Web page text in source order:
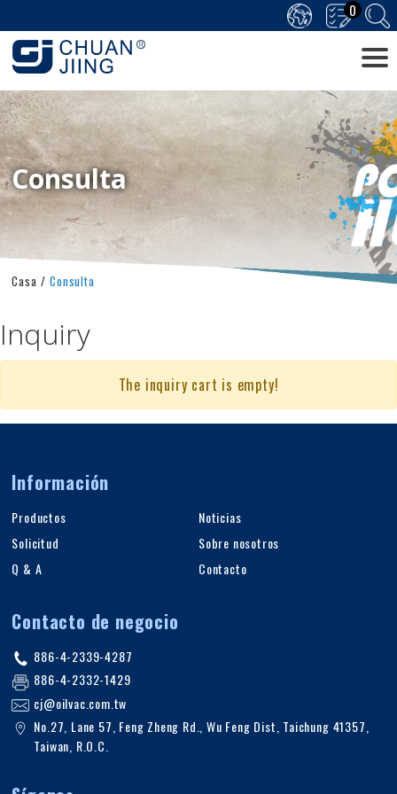
0
Consulta
Casa Consulta
Inquiry
The inquiry cart is empty!
Información
Productos
Noticias
Solicitud
Sobre nosotros
Q & A
Contacto
Contacto de negocio
886-4-2339-4287
886-4-2332-1429
cj@oilvac.com.tw
No.27, Lane 57, Feng Zheng Rd.
,Wu Feng Dist, Taichung 41357
Taiwan, R.O.C